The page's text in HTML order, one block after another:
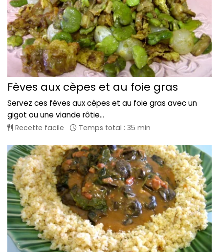
Fèves aux cèpes et au foie gras
Servez ces fèves aux cèpes et au foie gras avec un
gigot ou une viande rôtie...
Recette facile Temps total : 35 min